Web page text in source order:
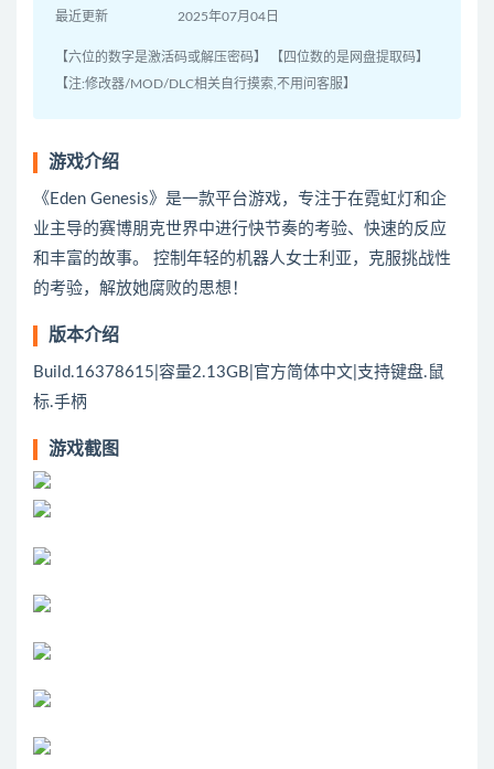
最近更新 2025年07月04日
【六位的数字是激活码或解压密码】 【四位数的是网盘提取码】
【注:修改器/MOD/DLC相关自行摸索,不用问客服】
游戏介绍
《Eden Genesis》是一款平台游戏，专注于在霓虹灯和企
业主导的赛博朋克世界中进行快节奏的考验、快速的反应
和丰富的故事。 控制年轻的机器人女士利亚，克服挑战性
的考验，解放她腐败的思想！
版本介绍
Build.16378615|容量2.13GB|官方简体中文|支持键盘.鼠
标.手柄
游戏截图